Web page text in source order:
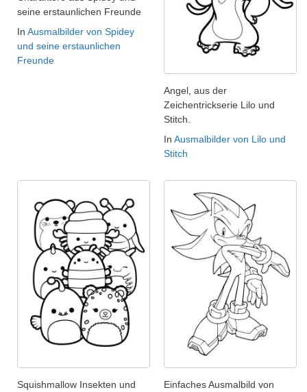
seine erstaunlichen Freunde
In Ausmalbilder von Spidey
und seine erstaunlichen
Freunde
Angel, aus der
Zeichentrickserie Lilo und
Stitch.
In Ausmalbilder von Lilo und
Stitch
Squishmallow Insekten und
Einfaches Ausmalbild von